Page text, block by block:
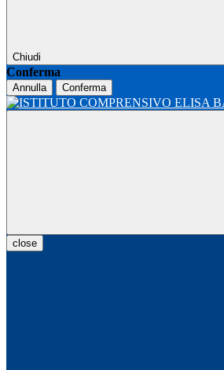
Chiudi
Conferma
Annulla Conferma
close